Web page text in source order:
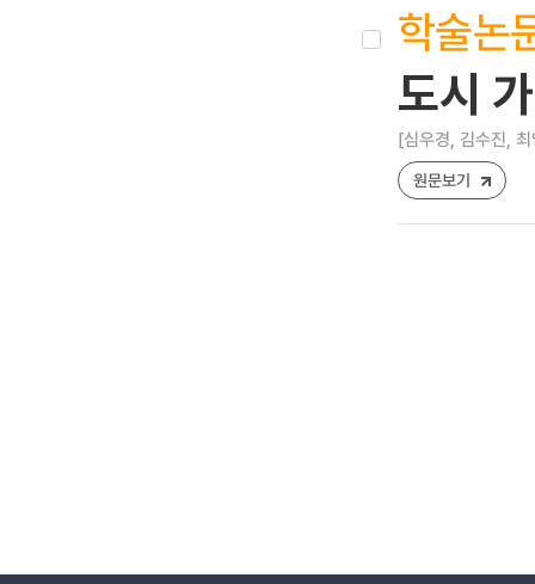
학술논
도시
[심우경, 김수진,
원문보기